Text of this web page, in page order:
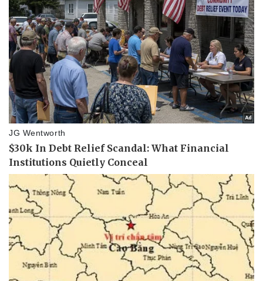
Doanh nghiệp
Thông tin doanh nghiệp
Doanh nghiệp 24h
Doanh nhân
Vì cộng đồng
Công nghệ
Sành điệu
Tin Công nghệ
Trải nghiệm
Chuyển đổi số